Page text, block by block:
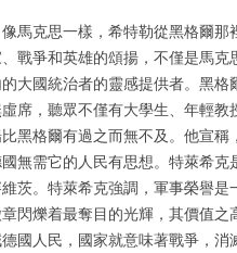
馬克思一樣，希特勒從黑格爾
戰爭和英雄的頌揚，不僅是馬
大國統治者的靈感提供者。黑
席，聽眾不僅有大學生、年輕
黑格爾有過之而無不及。他宣
無需它的人民有思想。特萊希
茨。特萊希克強調，軍事榮譽
閃爍着最奪目的光輝，其價值
國人民，國家就意味著戰爭，